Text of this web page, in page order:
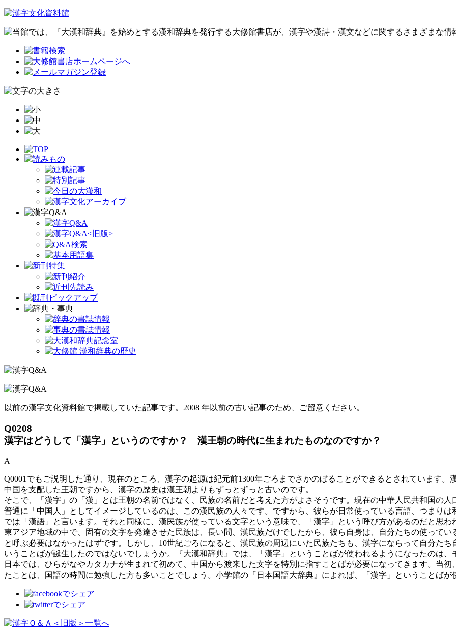
以前の漢字文化資料館で掲載していた記事です。2008 年以前の古い記事のため、ご留意ください。
Q0208
漢字はどうして「漢字」というのですか？ 漢王朝の時代に生まれたものなのですか？
A
Q0001でもご説明した通り、現在のところ、漢字の起源は紀元前1300年ごろまでさかのぼることができるとされています
中国を支配した王朝ですから、漢字の歴史は漢王朝よりもずっとずっと古いのです。
そこで、「漢字」の「漢」とは王朝の名前ではなく、民族の名前だと考えた方がよさそうです。現在の中華人民共和国の
普通に「中国人」としてイメージしているのは、この漢民族の人々です。ですから、彼らが日常使っている言語、つまり
では「漢語」と言います。それと同様に、漢民族が使っている文字という意味で、「漢字」という呼び方があるのだと思わ
東アジア地域の中で、固有の文字を発達させた民族は、長い間、漢民族だけでしたから、彼ら自身は、自分たちの使って
と呼ぶ必要はなかったはずです。しかし、10世紀ごろになると、漢民族の周辺にいた民族たちも、漢字にならって自分た
いうことばが誕生したのではないでしょうか。『大漢和辞典』では、「漢字」ということばが使われるようになったのは
日本では、ひらがなやカタカナが生まれて初めて、中国から渡来した文字を特別に指すことばが必要になってきます。当
たことは、国語の時間に勉強した方も多いことでしょう。小学館の『日本国語大辞典』によれば、「漢字」ということば